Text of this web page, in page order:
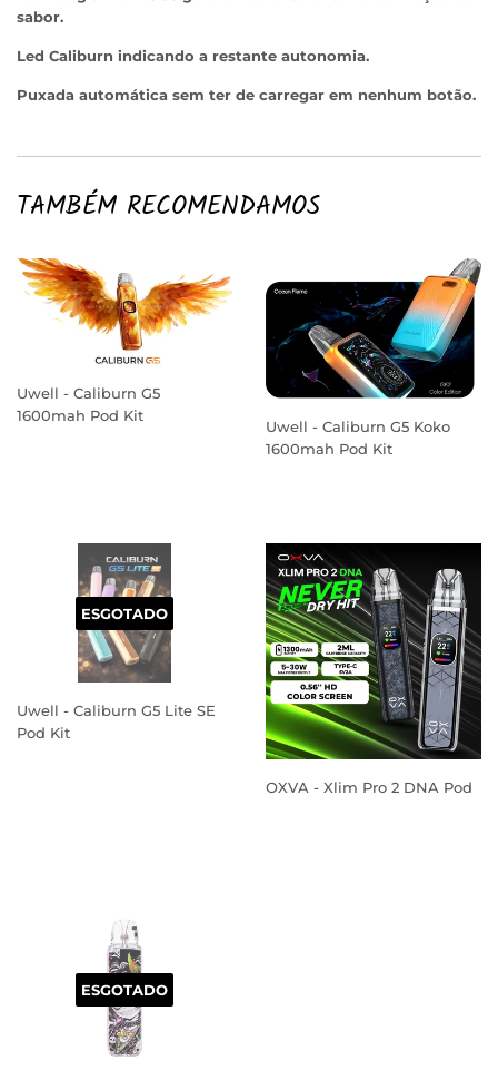
sabor.
Led Caliburn indicando a restante autonomia.
Puxada automática sem ter de carregar em nenhum botão.
TAMBÉM RECOMENDAMOS
Uwell - Caliburn G5
1600mah Pod Kit
Uwell - Caliburn G5 Koko
1600mah Pod Kit
ESGOTADO
Uwell - Caliburn G5 Lite SE
Pod Kit
OXVA - Xlim Pro 2 DNA Pod
ESGOTADO